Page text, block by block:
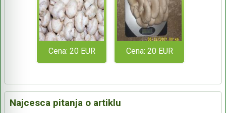
Cena: 20 EUR Cena: 20 EUR
Najcesca pitanja o artiklu